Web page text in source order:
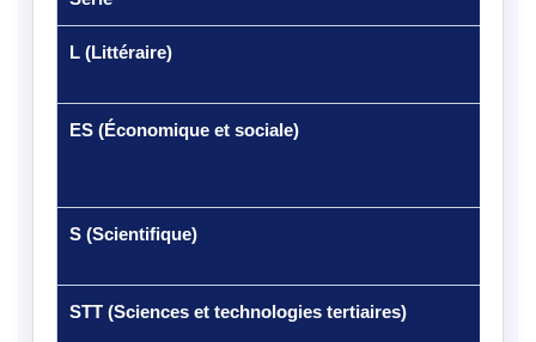
L (Littéraire)
ES (Économique et sociale)
S (Scientifique)
STT (Sciences et technologies tertiaires)